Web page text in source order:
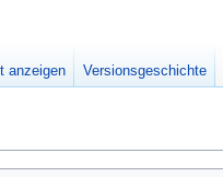
anzeigen Versionsgeschichte